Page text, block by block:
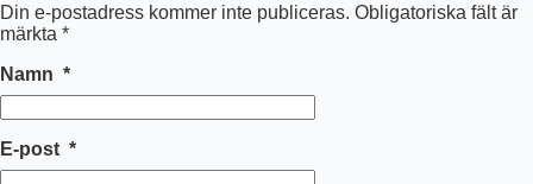
Din e-postadress kommer inte publiceras. Obligatoriska fält är
märkta *
Namn *
E-post *